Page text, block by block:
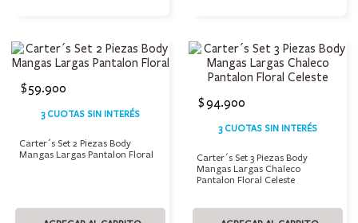
$59.900
3 CUOTAS SIN INTERÉS
Carter´s Set 2 Piezas Body
Mangas Largas Pantalon Floral
$94.900
3 CUOTAS SIN INTERÉS
Carter´s Set 3 Piezas Body
Mangas Largas Chaleco
Pantalon Floral Celeste